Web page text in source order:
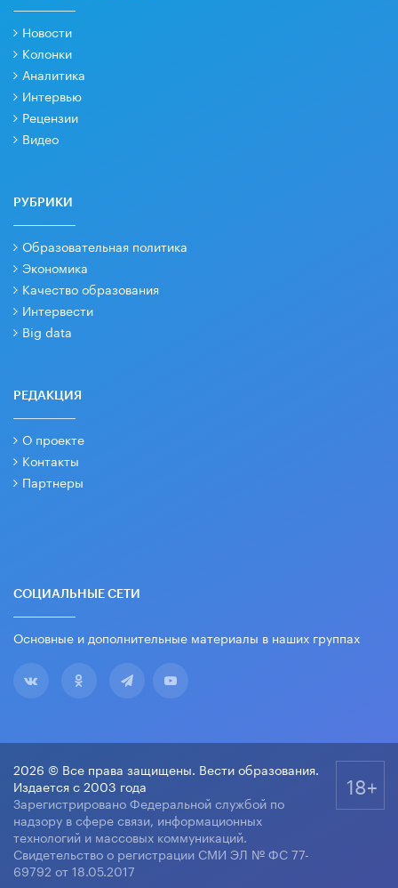
Новости
Колонки
Аналитика
Интервью
Рецензии
Видео
РУБРИКИ
Образовательная политика
Экономика
Качество образования
Интервести
Big data
РЕДАКЦИЯ
О проекте
Контакты
Партнеры
СОЦИАЛЬНЫЕ СЕТИ
Основные и дополнительные материалы в наших группах
2026 © Все права защищены. Вести образования.
Издается с 2003 года
Зарегистрировано Федеральной службой по
надзору в сфере связи, информационных
технологий и массовых коммуникаций.
Свидетельство о регистрации СМИ ЭЛ № ФС 77-
69792 от 18.05.2017
18+